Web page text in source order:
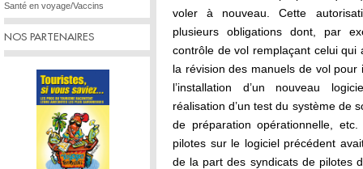
Santé en voyage/Vaccins
NOS PARTENAIRES
voler à nouveau. Cette
plusieurs obligations dont, par
contrôle de vol remplaçant celui
la révision des manuels de vol
l’installation d’un nouveau
réalisation d’un test du système de
de préparation opérationnelle,
pilotes sur le logiciel précédent
de la part des syndicats de pilotes